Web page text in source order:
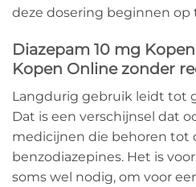
deze dosering beginnen op
Diazepam 10 mg
Kopen Online zonder
Langdurig gebruik leidt tot
Dat is een verschijnsel dat
medicijnen die behoren tot
benzodiazepines. Het is
soms wel nodig, om voor